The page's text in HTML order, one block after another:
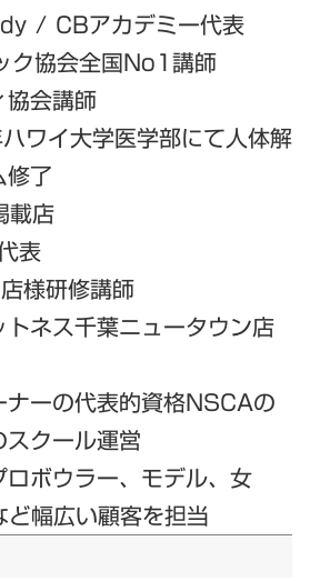
/ CBアカデミー代表
ク協会全国No1講師
協会講師
イ大学医学部にて人体解
了
店
表
様研修講師
ネス千葉ニュータウン店
ーの代表的資格NSCAの
クール運営
ボウラー、モデル、女
幅広い顧客を担当